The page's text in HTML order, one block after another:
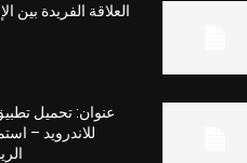
العلاقة الفريدة بين
للاندرويد –